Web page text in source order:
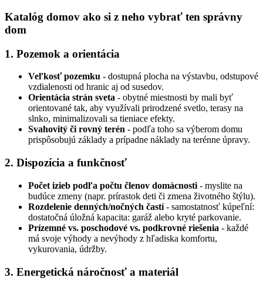
Katalóg domov ako si z neho vybrať ten správny
dom
1. Pozemok a orientácia
Veľkosť pozemku - dostupná plocha na výstavbu, odstupové
vzdialenosti od hranic aj od susedov.
Orientácia strán sveta - obytné miestnosti by mali byť
orientované tak, aby využívali prirodzené svetlo, terasy na
slnko, minimalizovali sa tieniace efekty.
Svahovitý či rovný terén - podľa toho sa výberom domu
prispôsobujú základy a prípadne náklady na terénne úpravy.
2. Dispozícia a funkčnosť
Počet izieb podľa počtu členov domácnosti - myslite na
budúce zmeny (napr. prírastok deti či zmena životného štýlu).
Rozdelenie denných/nočných častí- samostatnosť kúpeľní:
dostatočná úložná kapacita: garáž alebo kryté parkovanie.
Prízemné vs. poschodové vs. podkrovné riešenia - každé
má svoje výhody a nevýhody z hľadiska komfortu,
vykurovania, údržby.
3. Energetická náročnosť a materiál